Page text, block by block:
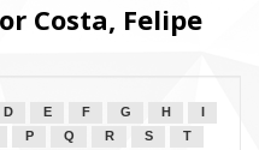
Costa, Felipe
D E F G H
P Q R S
T